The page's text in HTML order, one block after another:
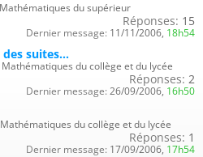
du supérieur
Réponses: 15
Dernier message: 11/11/2006, 18h54
suites...
du collège et du lycée
Réponses: 2
Dernier message: 26/09/2006, 16h50
du collège et du lycée
Réponses: 1
Dernier message: 17/09/2006, 17h54